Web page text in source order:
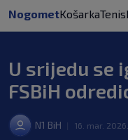
NogometKošarkaTenis
U srijedu se
FSBiH
N1 BiH 16. mar.